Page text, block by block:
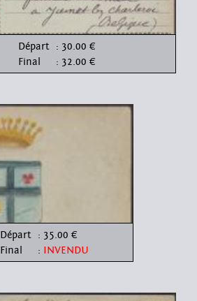
Départ : 30.00 €
Final
: 32.00 €
Départ : 35.00 €
Final
: INVENDU